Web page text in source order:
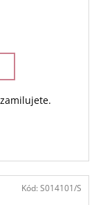
Kód: S014101/S